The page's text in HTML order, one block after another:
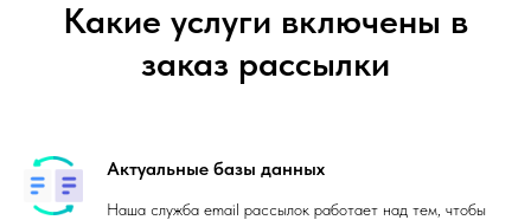
Какие услуги включены в
заказ рассылки
Актуальные базы данных
Наша служба email рассылок работает над тем, чтобы